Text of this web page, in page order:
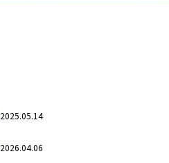
2025.05.14
2026.04.06